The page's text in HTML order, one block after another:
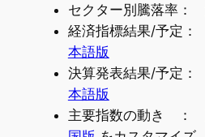
セクター別騰落率：
経済指標結果/予定：
本語版
決算発表結果/予定：
本語版
主要指数の動き ：